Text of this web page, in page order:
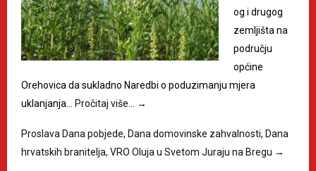
og i drugog
zemljišta na
području
općine
Orehovica da sukladno Naredbi o poduzimanju mjera
uklanjanja…
Pročitaj više… →
Proslava Dana pobjede, Dana domovinske zahvalnosti, Dana
hrvatskih branitelja, VRO Oluja u Svetom Juraju na Bregu →